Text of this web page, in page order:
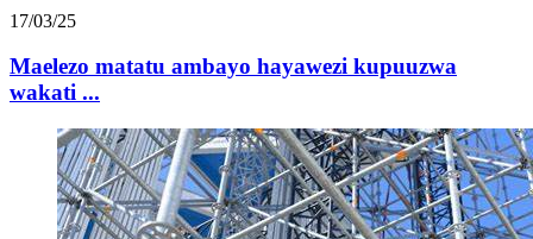
17/03/25
Maelezo matatu ambayo hayawezi kupuuzwa
wakati ...